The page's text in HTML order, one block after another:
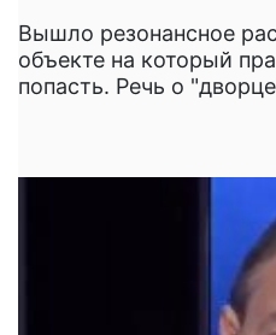
Вышло резонансное
объекте на который
попасть. Речь о